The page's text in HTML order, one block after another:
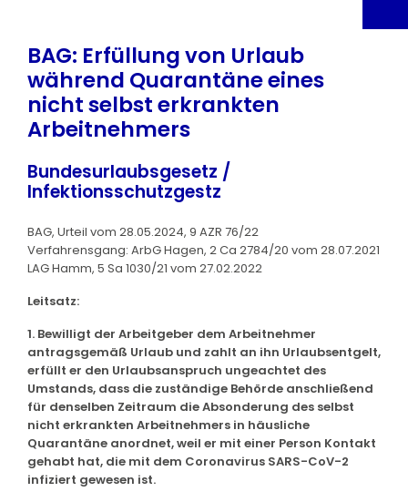
BAG: Erfüllung von Urlaub
während Quarantäne eines
nicht selbst erkrankten
Arbeitnehmers
Bundesurlaubsgesetz /
Infektionsschutzgestz
BAG, Urteil vom 28.05.2024, 9 AZR 76/22
Verfahrensgang: ArbG Hagen, 2 Ca 2784/20 vom 28.07.2021
LAG Hamm, 5 Sa 1030/21 vom 27.02.2022
Leitsatz:
1. Bewilligt der Arbeitgeber dem Arbeitnehmer
antragsgemäß Urlaub und zahlt an ihn Urlaubsentgelt,
erfüllt er den Urlaubsanspruch ungeachtet des
Umstands, dass die zuständige Behörde anschließend
für denselben Zeitraum die Absonderung des selbst
nicht erkrankten Arbeitnehmers in häusliche
Quarantäne anordnet, weil er mit einer Person Kontakt
gehabt hat, die mit dem Coronavirus SARS-CoV-2
infiziert gewesen ist.